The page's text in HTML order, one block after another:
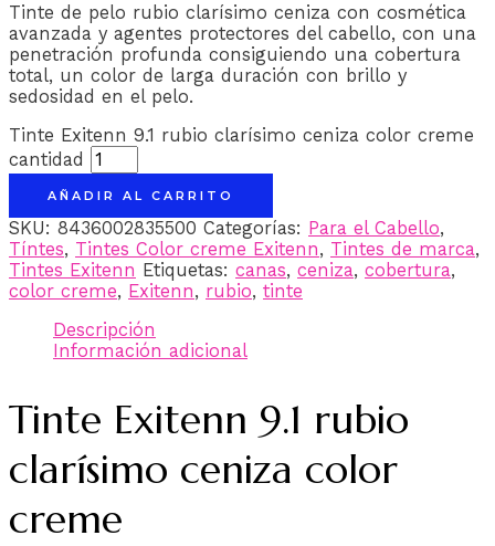
Tinte de pelo rubio clarísimo ceniza con cosmética
avanzada y agentes protectores del cabello, con una
penetración profunda consiguiendo una cobertura
total, un color de larga duración con brillo y
sedosidad en el pelo.
Tinte Exitenn 9.1 rubio clarísimo ceniza color creme
cantidad
AÑADIR AL CARRITO
SKU: 8436002835500 Categorías: Para el Cabello,
Tíntes, Tintes Color creme Exitenn, Tintes de marca,
Tintes Exitenn Etiquetas: canas, ceniza, cobertura,
color creme, Exitenn, rubio, tinte
Descripción
Información adicional
Tinte Exitenn 9.1 rubio
clarísimo ceniza color
creme